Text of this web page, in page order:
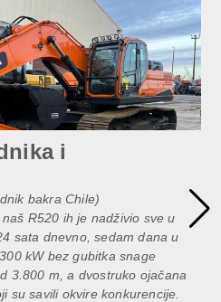
i
bakra Chile)
R520 ih je nadživio sve u
sata dnevno, sedam dana u
kW bez gubitka snage
3.800 m, a dvostruko ojačana
su savili okvire konkurencije.